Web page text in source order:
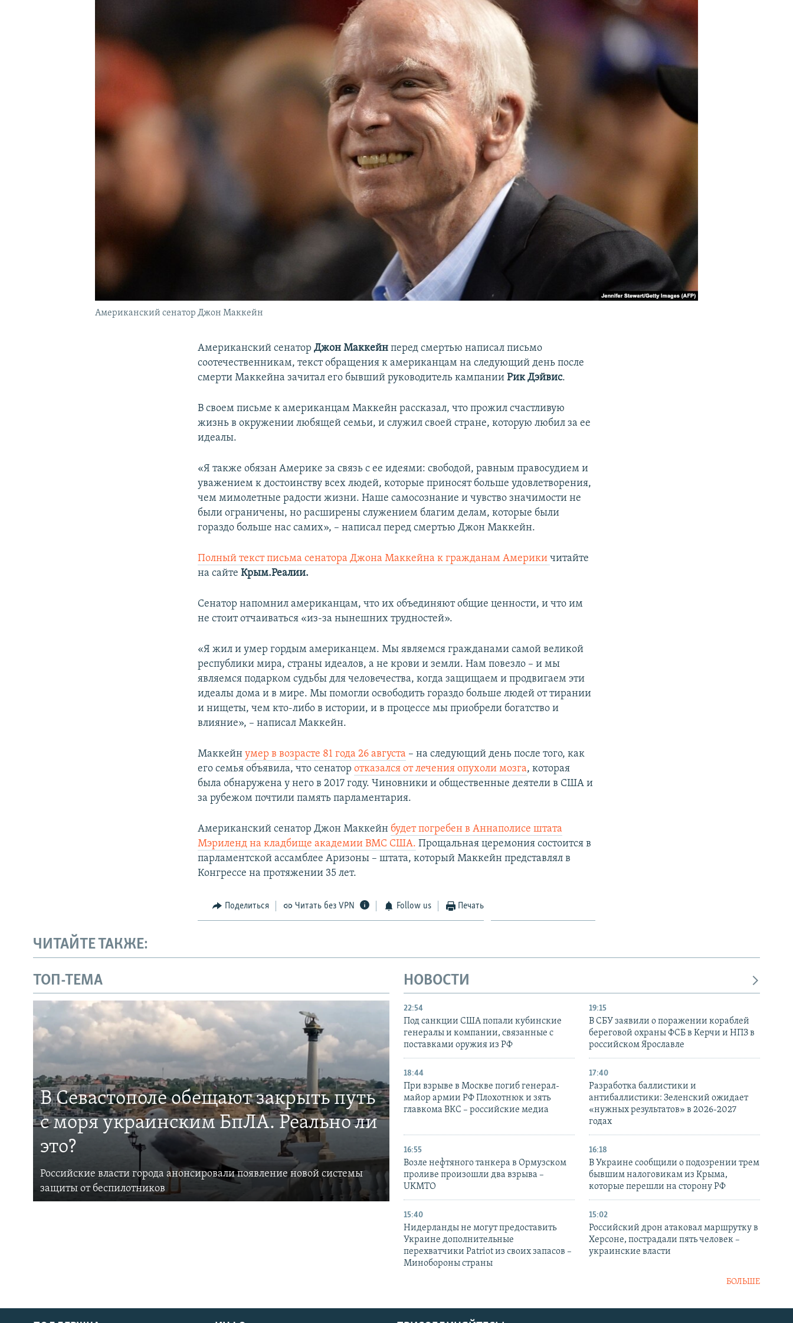
Американский сенатор Джон Маккейн
Американский сенатор Джон Маккейнперед смертью написал письмо
соотечественникам, текст обращения к американцам на следующий день после
смерти Маккейна зачитал его бывший руководитель кампанииРик Дэйвис.
В своем письме к американцам Маккейн рассказал, что прожил счастливую
жизнь в окружении любящей семьи, и служил своей стране, которую любил за ее
идеалы.
«Я также обязан Америке за связь с ее идеями: свободой, равным правосудием и
уважением к достоинству всех людей, которые приносят больше удовлетворения,
чем мимолетные радости жизни. Наше самосознание и чувство значимости не
были ограничены, но расширены служением благим делам, которые были
гораздо больше нас самих», – написал перед смертью Джон Маккейн.
Полный текст письма сенатора Джона Маккейна к гражданам Америкичитайте
на сайтеКрым.Реалии.
Сенатор напомнил американцам, что их объединяют общие ценности, и что им
не стоит отчаиваться «из-за нынешних трудностей».
«Я жил и умер гордым американцем. Мы являемся гражданами самой великой
республики мира, страны идеалов, а не крови и земли. Нам повезло – и мы
являемся подарком судьбы для человечества, когда защищаем и продвигаем эти
идеалы дома и в мире. Мы помогли освободить гораздо больше людей от тирании
и нищеты, чем кто-либо в истории, и в процессе мы приобрели богатство и
влияние», – написал Маккейн.
Маккейнумер в возрасте 81 года 26 августа – на следующий день после того, как
его семья объявила, что сенаторотказался от лечения опухоли мозга, которая
была обнаружена у него в 2017 году. Чиновники и общественные деятели в США и
за рубежом почтили память парламентария.
Американский сенатор Джон Маккейн будет погребен в Аннаполисе штата
Мэриленд на кладбище академии ВМС США. Прощальная церемония состоится в
парламентской ассамблее Аризоны – штата, который Маккейн представлял в
Конгрессе на протяжении 35 лет.
Поделиться Читать без VPN Follow us Печать
ЧИТАЙТЕ ТАКЖЕ:
ТОП-ТЕМА
В Севастополе обещают закрыть путь
с моря украинским БпЛА. Реально ли
это?
Российские власти города анонсировали появление новой системы
защиты от беспилотников
НОВОСТИ
22:54
Под санкции США попали кубинские
генералы и компании, связанные с
поставками оружия из РФ
19:15
В СБУ заявили о поражении кораблей
береговой охраны ФСБ в Керчи и НПЗ в
российском Ярославле
18:44
При взрыве в Москве погиб генерал-
майор армии РФ Плохотнюк и зять
главкома ВКС – российские медиа
17:40
Разработка баллистики и
антибаллистики: Зеленский ожидает
«нужных результатов» в 2026-2027
годах
16:55
Возле нефтяного танкера в Ормузском
проливе произошли два взрыва –
UKMTO
16:18
В Украине сообщили о подозрении трем
бывшим налоговикам из Крыма,
которые перешли на сторону РФ
15:40
Нидерланды не могут предоставить
Украине дополнительные
перехватчики Patriot из своих запасов –
Минобороны страны
15:02
Российский дрон атаковал маршрутку в
Херсоне, пострадали пять человек –
украинские власти
БОЛЬШЕ